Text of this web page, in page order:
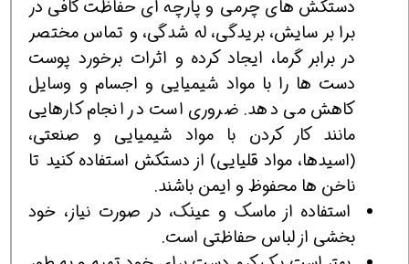
دستکش های چرمی و پارچه ای حفاظت کافی در
برا بر سایش، بریدگی، له شدگی، و تماس مختصر
در برابر گرما، ایجاد کرده و اثرات برخورد پوست
دست ها را با مواد شیمیایی و اجسام و وسایل
کاهش می دهد. ضروری است در انجام کارهایی
مانند کار کردن با مواد شیمیایی و صنعتی،
(اسیدها، مواد قلیایی) از دستکش استفاده کنید تا
ناخن ها محفوظ و ایمن باشند.
استفاده از ماسک و عینک، در صورت نیاز، خود
بخشی از لباس حفاظتی است.